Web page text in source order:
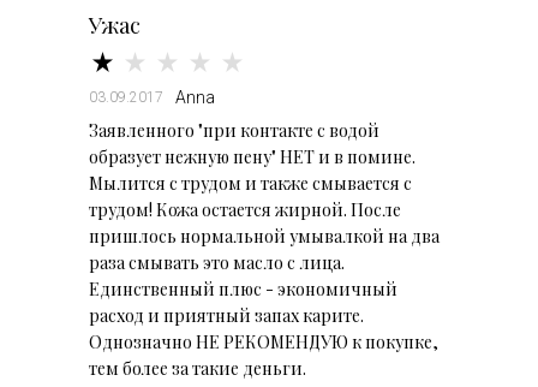
Ужас
03.09.2017 Anna
Заявленного "при контакте с водой
образует нежную пену" НЕТ и в помине.
Мылится с трудом и также смывается с
трудом! Кожа остается жирной. После
пришлось нормальной умывалкой на два
раза смывать это масло с лица.
Единственный плюс - экономичный
расход и приятный запах карите.
Однозначно НЕ РЕКОМЕНДУЮ к покупке,
тем более за такие деньги.